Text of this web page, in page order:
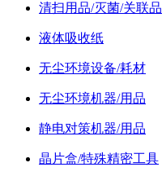
清扫用品/灭菌/关联品
液体吸收纸
无尘环境设备/耗材
无尘环境机器/用品
静电对策机器/用品
晶片盒/特殊精密工具